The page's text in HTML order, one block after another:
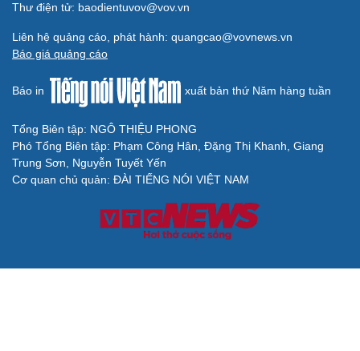
Thư điện tử: baodientuvov@vov.vn
Liên hệ quảng cáo, phát hành: quangcao@vovnews.vn
Báo giá quảng cáo
Báo in xuất bản thứ Năm hàng tuần
Tổng Biên tập: NGÔ THIỆU PHONG
Phó Tổng Biên tập: Phạm Công Hân, Đặng Thị Khanh, Giang
Trung Sơn, Nguyễn Tuyết Yến
Cơ quan chủ quản: ĐÀI TIẾNG NÓI VIỆT NAM